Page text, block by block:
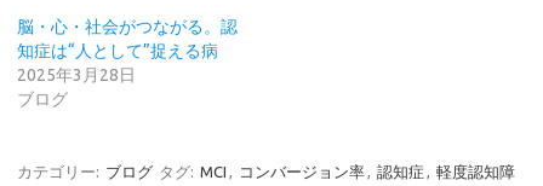
脳・心・社会がつながる。認
知症は“人として”捉える病
2025年3月28日
ブログ
カテゴリー: ブログ タグ: MCI , コンバージョン率, 認知症 , 軽度認知障